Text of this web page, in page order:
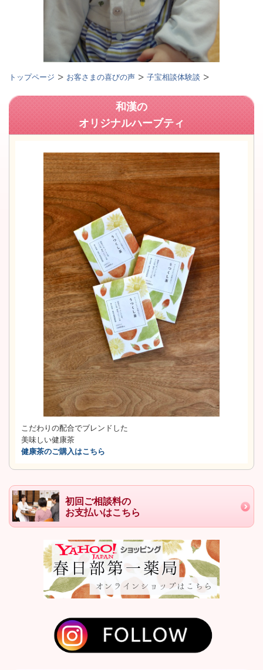
トップページ お客さまの喜びの声 子宝相談体験談
和漢の
オリジナルハーブティ
こだわりの配合でブレンドした
美味しい健康茶
健康茶のご購入はこちら
初回ご相談料の
お支払いはこちら